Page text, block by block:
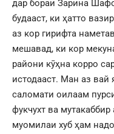
дар бораи Зарина
будааст, ки ҳатто
аз кор гирифта
мешавад, ки кор
райони кӯҳна корро
истодааст. Ман аз вай
саломати оилаам
фукчухт ва
муомилаи хуб ҳам